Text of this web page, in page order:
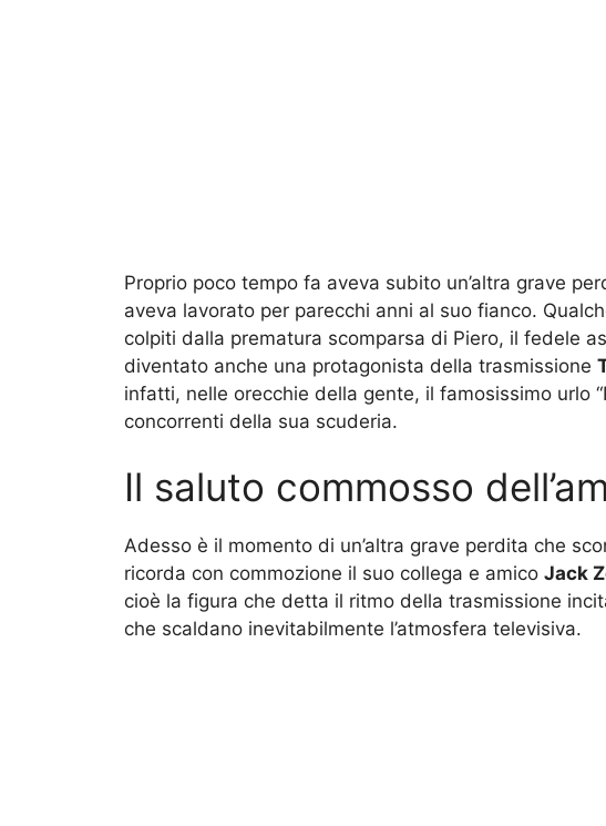
Proprio poco tempo fa aveva subito un’altra grave
aveva lavorato per parecchi anni al suo fianco.
colpiti dalla prematura scomparsa di Piero, il fedele
diventato anche una protagonista della trasmissione
infatti, nelle orecchie della gente, il famosissimo urlo
concorrenti della sua scuderia.
Il saluto commosso
Adesso è il momento di un’altra grave perdita che
ricorda con commozione il suo collega e amico Jack
cioè la figura che detta il ritmo della trasmissione
che scaldano inevitabilmente l’atmosfera televisiva.